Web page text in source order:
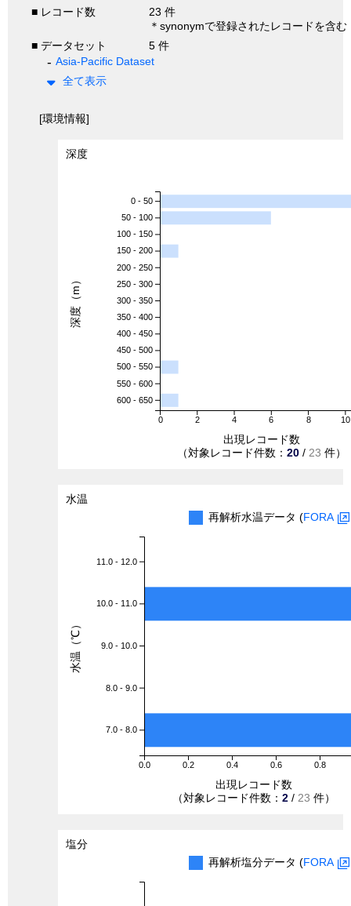
■ レコード数
23 件
＊synonymで登録されたレコードを含む
■ データセット
5 件
Asia-Pacific Dataset
全て表示
[環境情報]
深度
0 2 4 6 8 10
0 - 50
50 - 100
100 - 150
150 - 200
200 - 250
250 - 300
300 - 350
350 - 400
400 - 450
450 - 500
500 - 550
550 - 600
600 - 650
出現レコード数
（対象レコード件数： 20 / 23 件）
深度（m）
水温
再解析水温データ (FORA
0.0 0.2 0.4 0.6 0.8
11.0 - 12.0
10.0 - 11.0
9.0 - 10.0
8.0 - 9.0
7.0 - 8.0
出現レコード数
（対象レコード件数： 2 / 23 件）
水温（℃）
塩分
再解析塩分データ (FORA